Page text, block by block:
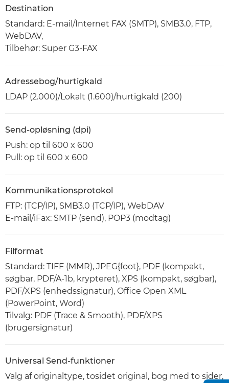
Destination
Standard: E-mail/Internet FAX (SMTP), SMB3.0, FTP,
WebDAV,
Tilbehør: Super G3-FAX
Adressebog/hurtigkald
LDAP (2.000)/Lokalt (1.600)/hurtigkald (200)
Send-opløsning (dpi)
Push: op til 600 x 600
Pull: op til 600 x 600
Kommunikationsprotokol
FTP: (TCP/IP), SMB3.0 (TCP/IP), WebDAV
E-mail/iFax: SMTP (send), POP3 (modtag)
Filformat
Standard: TIFF (MMR), JPEG{foot}, PDF (kompakt,
søgbar, PDF/A-1b, krypteret), XPS (kompakt, søgbar),
PDF/XPS (enhedssignatur), Office Open XML
(PowerPoint, Word)
Tilvalg: PDF (Trace & Smooth), PDF/XPS
(brugersignatur)
Universal Send-funktioner
Valg af originaltype, tosidet original, bog med to sider,